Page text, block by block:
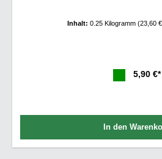
Inhalt: 0.25 Kilogramm (23,60
5,90 €*
In den